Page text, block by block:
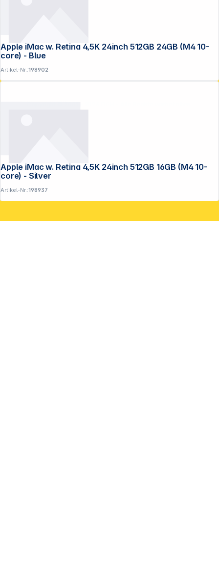
Apple iMac w. Retina 4,5K 24inch 512GB 24GB (M4 10-
core) - Blue
Artikel-Nr.:198902
Apple iMac w. Retina 4,5K 24inch 512GB 16GB (M4 10-
core) - Silver
Artikel-Nr.:198937